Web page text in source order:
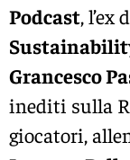
Podcast,
Grancesco
inediti sulla
giocatori,